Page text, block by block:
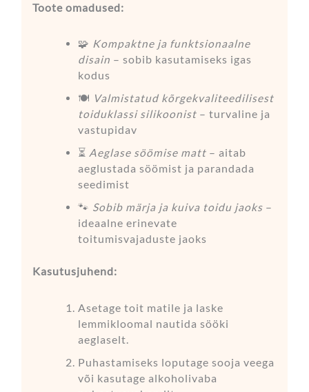
Toote omadused:
🧩 Kompaktne ja funktsionaalne
disain – sobib kasutamiseks igas
kodus
🍽️ Valmistatud kõrgekvaliteedilisest
toiduklassi silikoonist – turvaline ja
vastupidav
⏳ Aeglase söömise matt – aitab
aeglustada söömist ja parandada
seedimist
🐾 Sobib märja ja kuiva toidu jaoks –
ideaalne erinevate
toitumisvajaduste jaoks
Kasutusjuhend:
Asetage toit matile ja laske
lemmikloomal nautida sööki
aeglaselt.
Puhastamiseks loputage sooja veega
või kasutage alkoholivaba